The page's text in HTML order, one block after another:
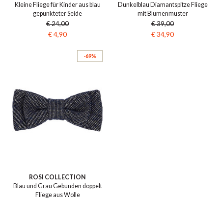
Kleine Fliege für Kinder aus blau
gepunkteter Seide
€ 24,00
€ 4,90
Dunkelblau Diamantspitze Fliege
mit Blumenmuster
€ 39,00
€ 34,90
-69%
ROSI COLLECTION
Blau und Grau Gebunden doppelt
Fliege aus Wolle